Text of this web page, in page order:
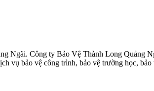
Ngãi. Công ty Bảo Vệ Thành Long Quảng
vụ bảo vệ công trình, bảo vệ trường học,